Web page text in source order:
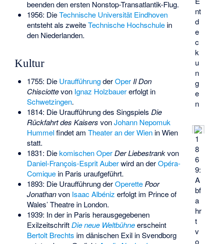
nt
d
e
c
k
u
n
g
e
n
1
8
6
9:
A
bf
a
hr
t
v
o
beenden den ersten Nonstop-Transatlantik-Flug.
1956: DieTechnische Universität Eindhoven
entsteht als zweiteTechnische Hochschulein
den Niederlanden.
Kultur
1755: Die UraufführungderOper Il Don
Chisciottevon Ignaz Holzbauererfolgt in
Schwetzingen.
1814: Die Uraufführung des Singspiels Die
Rückfahrt des Kaisers vonJohann Nepomuk
Hummelfindet am Theater an der Wienin Wien
statt.
1831: Diekomischen Oper Der Liebestrankvon
Daniel-François-Esprit Auberwird an derOpéra-
Comiquein Paris uraufgeführt.
1893: Die Uraufführung derOperette Poor
Jonathanvon Isaac Albéniz erfolgt im Prince of
Wales’ Theatre in London.
1939: In der in Paris herausgegebenen
ExilzeitschriftDie neue Weltbühneerscheint
Bertolt Brechts im dänischen Exil in Svendborg